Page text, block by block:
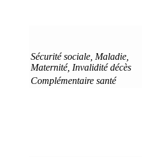
Sécurité sociale, Maladie,
Maternité, Invalidité décès
Complémentaire santé